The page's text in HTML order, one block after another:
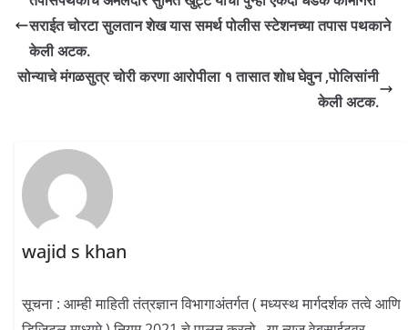
सराईत चोरटा सुलतान शेख यास समर्थ पोलीस स्टेशनच्या तपास पथकाने
केली अटक.
सोन्याचे मंगळसुत्र चोरी करणा आरोपीला १ तासात शोध घेवुन ,पोलिसांनी
केली अटक.
wajid s khan
सूचना : आम्ही माहिती तंत्रज्ञान विभागाअंतर्गत ( मध्यस्थ मार्गदर्शक तत्वे आणि